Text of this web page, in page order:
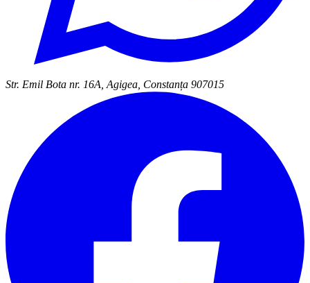
Str. Emil Bota nr. 16A, Agigea, Constanța 907015